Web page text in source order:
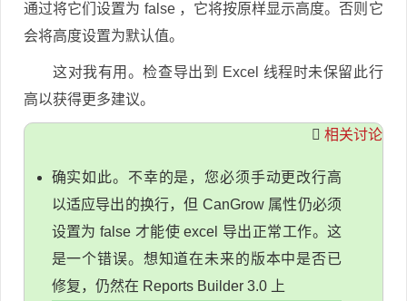
通过将它们设置为 false ，它将按原样显示高度。否则它
会将高度设置为默认值。
这对我有用。检查导出到 Excel 线程时未保留此行
高以获得更多建议。
相关讨论
确实如此。不幸的是，您必须手动更改行高
以适应导出的换行，但 CanGrow 属性仍必须
设置为 false 才能使 excel 导出正常工作。这
是一个错误。想知道在未来的版本中是否已
修复，仍然在 Reports Builder 3.0 上